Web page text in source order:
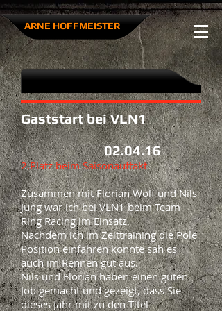
ARNE HOFFMEISTER​
Gaststart bei VLN1
02.04.16
2.Platz beim Saisonauftakt
Zusammen mit Florian Wolf und Nils
Jung war ich bei VLN1 beim Team
Ring Racing im Einsatz.
Nachdem ich im Zeittraining die Pole
Position einfahren konnte sah es
auch im Rennen gut aus.
Nils und Florian haben einen guten
Job gemacht und gezeigt, dass Sie
dieses Jahr mit zu den Titel-